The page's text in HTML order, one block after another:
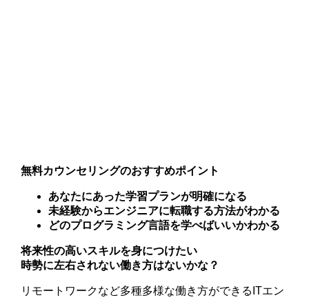
無料カウンセリングのおすすめポイント
あなたにあった学習プランが明確になる
未経験からエンジニアに転職する方法がわかる
どのプログラミング言語を学べばいいかわかる
将来性の高いスキルを身につけたい
時勢に左右されない働き方はないかな？
リモートワークなど多種多様な働き方ができるITエン